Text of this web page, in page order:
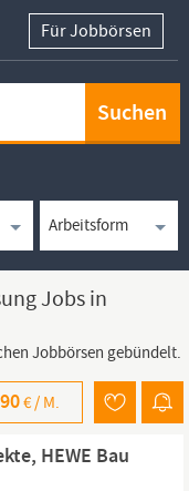
Für Jobbörsen
Jobs in
Jobbörsen gebündelt.
€ / M.
HEWE Bau